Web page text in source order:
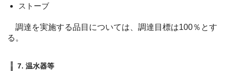
ストーブ
調達を実施する品目については、調達目標は100％とす
る。
7. 温水器等